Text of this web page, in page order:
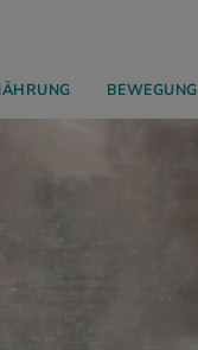
BEWEGUNG